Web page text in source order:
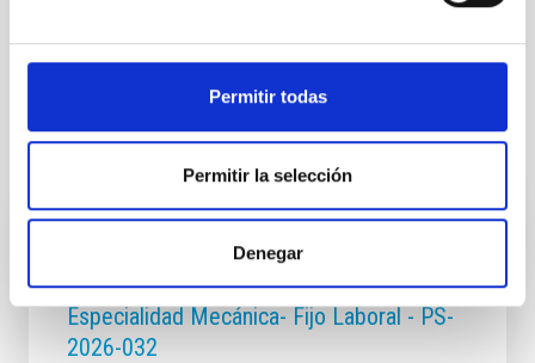
Permitir todas
Permitir la selección
Denegar
Te puede interesar
Un contrato - Técnico/a de Taller -
Especialidad Mecánica- Fijo Laboral - PS-
2026-032